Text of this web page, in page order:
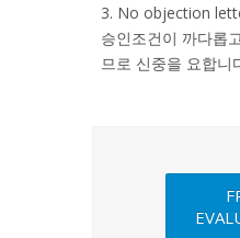
3. No objection
승인조건이 까다롭
므로 신중을 요합니